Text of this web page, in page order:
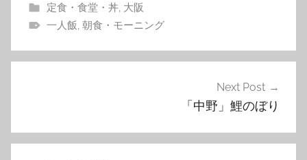
定食・食堂・丼, 大阪
一人飯 朝食・モーニング
ビ
Next Post
「中野」鯉のぼり